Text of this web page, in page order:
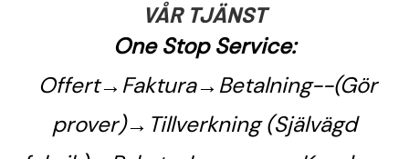
VÅR TJÄNST
One Stop Service:
Offert→Faktura→Betalning--(Gör
prover)→Tillverkning (Självägd